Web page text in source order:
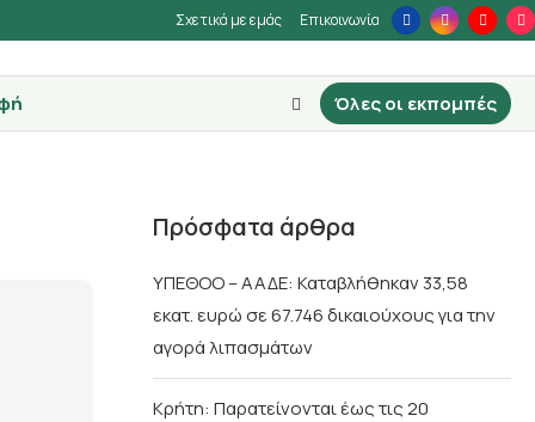
Σχετικά με εμάς Επικοινωνία
Όλες οι εκπομπές
Πρόσφατα άρθρα
ΥΠΕΘΟΟ – ΑΑΔΕ: Καταβλήθηκαν 33,58
εκατ. ευρώ σε 67.746 δικαιούχους για την
αγορά λιπασμάτων
Κρήτη: Παρατείνονται έως τις 20